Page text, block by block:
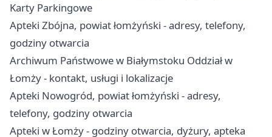
Karty Parkingowe
Apteki Zbójna, powiat łomżyński - adresy, telefony,
godziny otwarcia
Archiwum Państwowe w Białymstoku Oddział w
Łomży - kontakt, usługi i lokalizacje
Apteki Nowogród, powiat łomżyński - adresy,
telefony, godziny otwarcia
Apteki w Łomży - godziny otwarcia, dyżury, apteka